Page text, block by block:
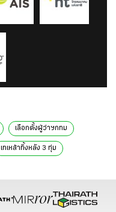
เลือกตั้งผู้ว่าฯกทม
เทเหล้าทิ้งหลัง 3 ทุ่ม